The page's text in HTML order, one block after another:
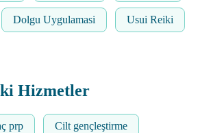
Dolgu Uygulamasi Usui Reiki
Hizmetler
prp Cilt gençleştirme